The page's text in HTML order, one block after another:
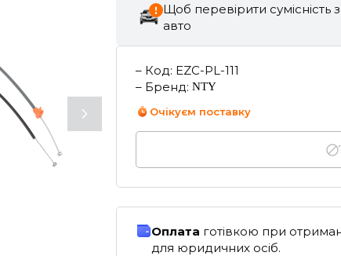
Щоб перевірити сумісність
авто
– Код: EZC-PL-111
– Бренд: NTY
Очікуєм поставку
Оплата готівкою при
для юридичних осіб.